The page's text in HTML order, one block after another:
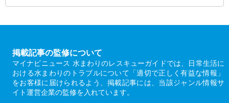
掲載記事の監修について
マイナビニュース 水まわりのレスキューガイドでは、日常生活に
おける水まわりのトラブルについて「適切で正しく有益な情報」
をお客様に届けられるよう、掲載記事には、当該ジャンル情報サ
イト運営企業の監修を入れています。